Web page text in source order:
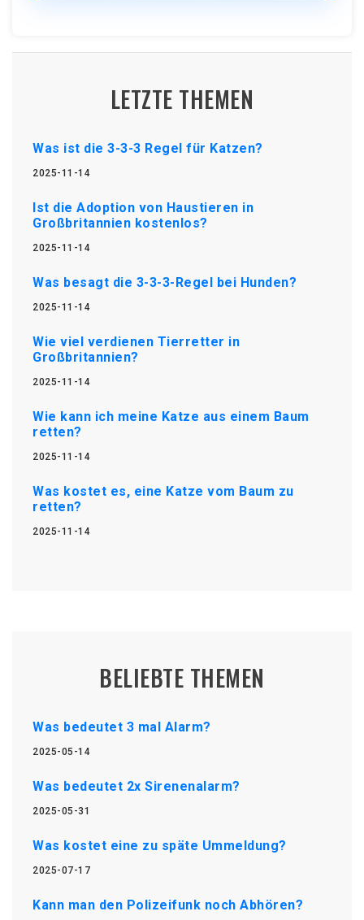
LETZTE THEMEN
Was ist die 3-3-3 Regel für Katzen?
2025-11-14
Ist die Adoption von Haustieren in
Großbritannien kostenlos?
2025-11-14
Was besagt die 3-3-3-Regel bei Hunden?
2025-11-14
Wie viel verdienen Tierretter in
Großbritannien?
2025-11-14
Wie kann ich meine Katze aus einem Baum
retten?
2025-11-14
Was kostet es, eine Katze vom Baum zu
retten?
2025-11-14
BELIEBTE THEMEN
Was bedeutet 3 mal Alarm?
2025-05-14
Was bedeutet 2x Sirenenalarm?
2025-05-31
Was kostet eine zu späte Ummeldung?
2025-07-17
Kann man den Polizeifunk noch Abhören?